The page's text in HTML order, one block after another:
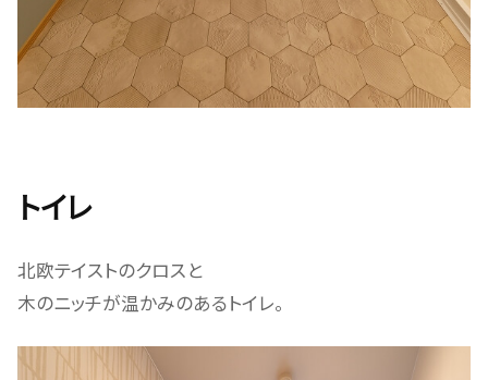
トイレ
北欧テイストのクロスと
木のニッチが温かみのあるトイレ。